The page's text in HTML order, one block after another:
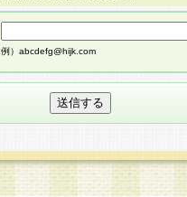
例）abcdefg@hijk.com